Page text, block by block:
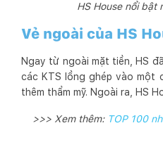
HS House nổi bật
Vẻ ngoài của HS
Ngay từ ngoài mặt tiền, HS
các KTS lồng ghép vào một
thêm thẩm mỹ. Ngoài ra, HS
>>> Xem thêm: TOP 100